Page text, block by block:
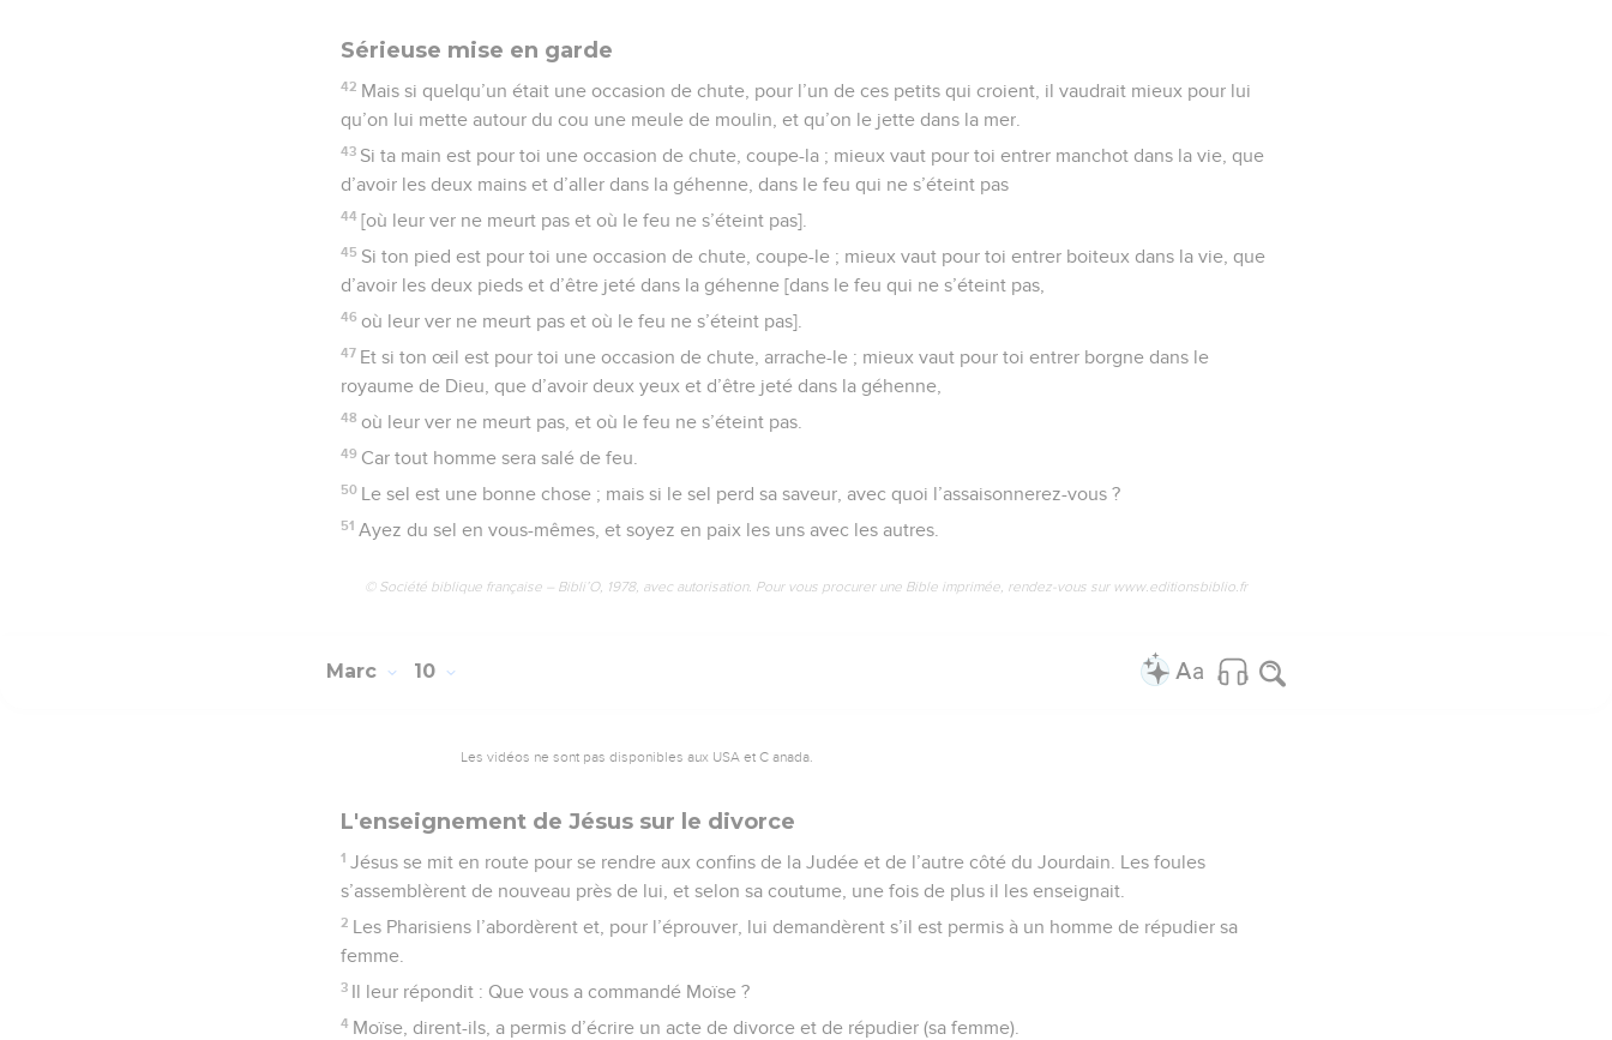
Sérieuse mise en garde
42 Mais si quelqu’un était une occasion de chute, pour l’un de ces petits qui croient, il vaudrait mieux pour lui
qu’on lui mette autour du cou une meule de moulin, et qu’on le jette dans la mer.
43 Si ta main est pour toi une occasion de chute, coupe-la ; mieux vaut pour toi entrer manchot dans la vie, que
d’avoir les deux mains et d’aller dans la géhenne, dans le feu qui ne s’éteint pas
44 [où leur ver ne meurt pas et où le feu ne s’éteint pas].
45 Si ton pied est pour toi une occasion de chute, coupe-le ; mieux vaut pour toi entrer boiteux dans la vie, que
d’avoir les deux pieds et d’être jeté dans la géhenne [dans le feu qui ne s’éteint pas,
46 où leur ver ne meurt pas et où le feu ne s’éteint pas].
47 Et si ton œil est pour toi une occasion de chute, arrache-le ; mieux vaut pour toi entrer borgne dans le
royaume de Dieu, que d’avoir deux yeux et d’être jeté dans la géhenne,
48 où leur ver ne meurt pas, et où le feu ne s’éteint pas.
49 Car tout homme sera salé de feu.
50 Le sel est une bonne chose ; mais si le sel perd sa saveur, avec quoi l’assaisonnerez-vous ?
51 Ayez du sel en vous-mêmes, et soyez en paix les uns avec les autres.
© Société biblique française – Bibli’O, 1978, avec autorisation. Pour vous procurer une Bible imprimée, rendez-vous sur www.editionsbiblio.fr
Marc 10
Les vidéos ne sont pas disponibles aux USA et C anada.
L'enseignement de Jésus sur le divorce
1 Jésus se mit en route pour se rendre aux confins de la Judée et de l’autre côté du Jourdain. Les foules
s’assemblèrent de nouveau près de lui, et selon sa coutume, une fois de plus il les enseignait.
2 Les Pharisiens l’abordèrent et, pour l’éprouver, lui demandèrent s’il est permis à un homme de répudier sa
femme.
3 Il leur répondit : Que vous a commandé Moïse ?
4 Moïse, dirent-ils, a permis d’écrire un acte de divorce et de répudier (sa femme).